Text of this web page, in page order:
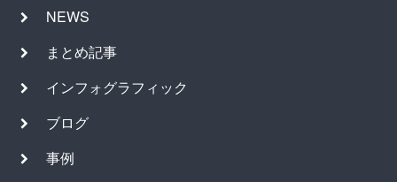
NEWS
まとめ記事
インフォグラフィック
ブログ
事例